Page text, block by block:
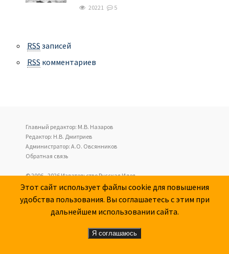
20221 5
RSS записей
RSS комментариев
Главный редактор: М.В. Назаров
Редактор: Н.В. Дмитриев
Администратор: А.О. Овсянников
Обратная связь
© 2006 - 2026 Издательство Русская Идея
Воспроизведение любых материалов с нашего сайта
приветствуется при условии: не вносить изменений в текст
(возможные сокращения необходимо обозначать), указывать имя
ссылку на источник. Это нам нужно не ради первенства, а для
Этот сайт использует файлы cookie для повышения
удобства пользования. Вы соглашаетесь с этим при
дальнейшем использовании сайта.
Я соглашаюсь